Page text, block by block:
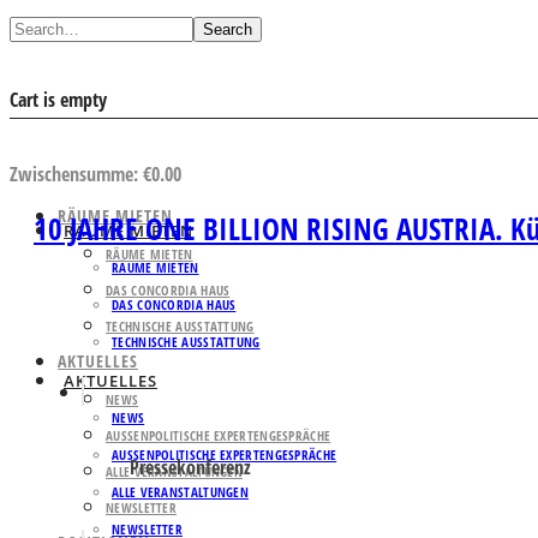
Search
Cart is empty
Zwischensumme:€0.00
RÄUME MIETEN
RÄUME MIETEN
DAS CONCORDIA HAUS
TECHNISCHE AUSSTATTUNG
AKTUELLES
NEWS
AUSSENPOLITISCHE EXPERTENGESPRÄCHE
ALLE VERANSTALTUNGEN
NEWSLETTER
RÄUME MIETEN
RÄUME MIETEN
DAS CONCORDIA HAUS
TECHNISCHE AUSSTATTUNG
AKTUELLES
NEWS
AUSSENPOLITISCHE EXPERTENGESPRÄCHE
ALLE VERANSTALTUNGEN
NEWSLETTER
10 JAHRE ONE BILLION RISING
Pressekonferenz